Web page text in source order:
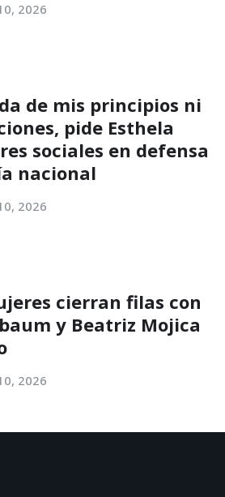
2026
de mis principios ni
pide Esthela
sociales en defensa
nacional
2026
cierran filas con
y Beatriz Mojica
2026